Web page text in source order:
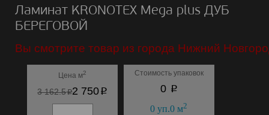
Ламинат KRONOTEX Mega plus ДУБ
БЕРЕГОВОЙ
Вы смотрите товар из города Нижний
Цена м2
3 162.5p2 750p
Стоимость упаковок
0 p
0 уп.0 м2